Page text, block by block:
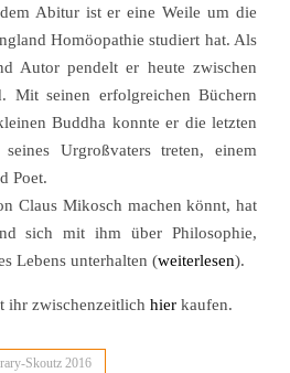
Abitur ist er eine Weile um die
Homöopathie studiert hat. Als
Autor pendelt er heute zwischen
Mit seinen erfolgreichen Büchern
Buddha konnte er die letzten
Urgroßvaters treten, einem
Poet.
Claus Mikosch machen könnt, hat
sich mit ihm über Philosophie,
Lebens unterhalten (weiterlesen).
ihr zwischenzeitlich hier kaufen.
Skoutz 2016